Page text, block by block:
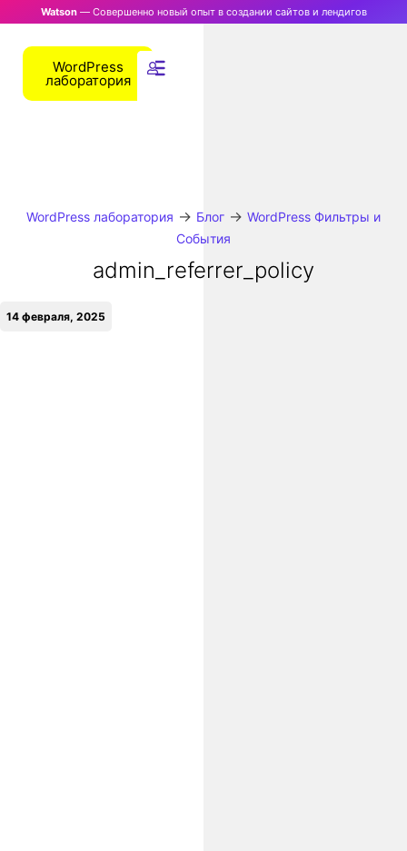
Watson— Совершенно новый опыт в создании сайтов и лендигов
WordPress
лаборатория
WordPress лаборатория → Блог → WordPress Фильтры и
События
admin_referrer_policy
14 февраля, 2025